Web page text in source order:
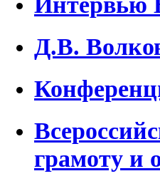
Д.В.
грамоту и